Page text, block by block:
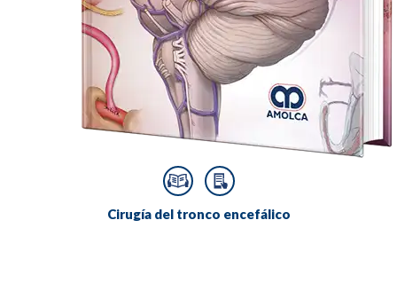
Cirugía del tronco encefálico